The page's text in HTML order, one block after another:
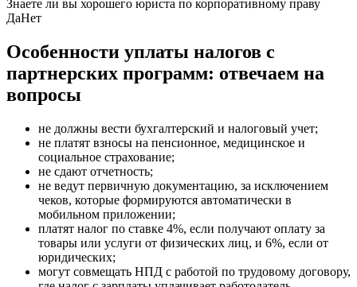
Знаете ли вы хорошего юриста по корпоративному праву
ДаНет
Особенности уплаты налогов с
партнерских программ: отвечаем на
вопросы
не должны вести бухгалтерский и налоговый учет;
не платят взносы на пенсионное, медицинское и
социальное страхование;
не сдают отчетность;
не ведут первичную документацию, за исключением
чеков, которые формируются автоматически в
мобильном приложении;
платят налог по ставке 4%, если получают оплату за
товары или услуги от физических лиц, и 6%, если от
юридических;
могут совмещать НПД с работой по трудовому договору,